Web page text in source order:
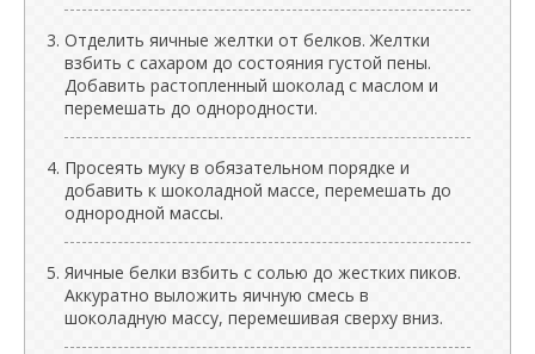
Отделить яичные желтки от белков. Желтки
взбить с сахаром до состояния густой пены.
Добавить растопленный шоколад с маслом и
перемешать до однородности.
Просеять муку в обязательном порядке и
добавить к шоколадной массе, перемешать до
однородной массы.
Яичные белки взбить с солью до жестких пиков.
Аккуратно выложить яичную смесь в
шоколадную массу, перемешивая сверху вниз.